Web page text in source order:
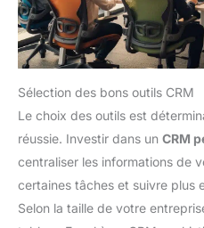
Sélection des bons outils CRM
Le choix des outils est
réussie. Investir dans un CRM
centraliser les informations de
certaines tâches et suivre plus
Selon la taille de votre